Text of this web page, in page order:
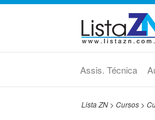
Assis. Técnica
Lista ZN> Cursos>